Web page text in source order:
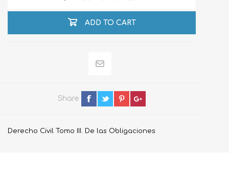
ADD TO CART
Share
Derecho Civil Tomo III. De las Obligaciones